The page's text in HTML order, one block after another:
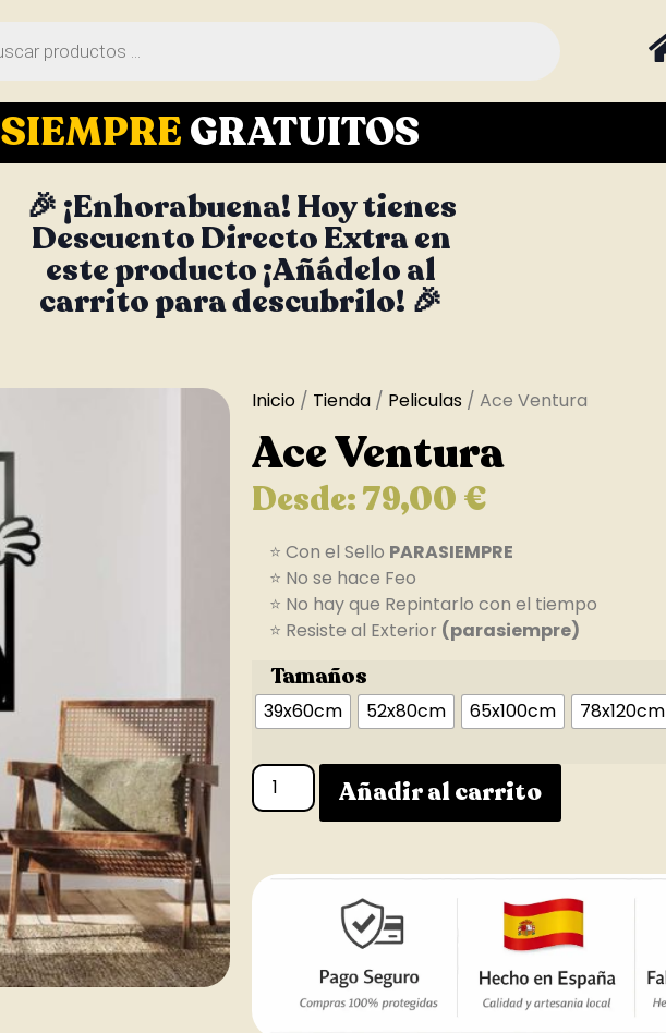
SIEMPREGRATUITOS
🎉 ¡Enhorabuena! Hoy tienes
Descuento Directo Extra en
este producto ¡Añádelo al
carrito para descubrilo! 🎉
Inicio / Tienda / Peliculas / Ace Ventura
Ace Ventura
Desde:79,00€
⭐ Con el Sello PARASIEMPRE
⭐ No se hace Feo
⭐ No hay que Repintarlo con el tiempo
⭐ Resiste al Exterior (parasiempre)
Tamaños
39x60cm 52x80cm 65x100cm 78x120cm
Añadir al carrito